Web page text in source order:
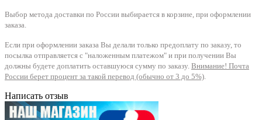
Выбор метода доставки по России выбирается в корзине, при оформлении
заказа.
Если при оформлении заказа Вы делали только предоплату по заказу, то
посылка отправляется с "наложенным платежом" и при получении Вы
должны будете доплатить оставшуюся сумму по заказу. Внимание! Почта
России берет процент за такой перевод (обычно от 3 до 5%).
Написать отзыв